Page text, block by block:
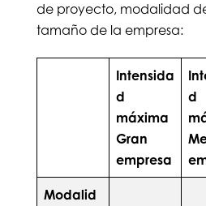
de proyecto, modalidad
tamaño de la empresa:
Intensida
d
máxima
Gran
empresa
d
Modalid